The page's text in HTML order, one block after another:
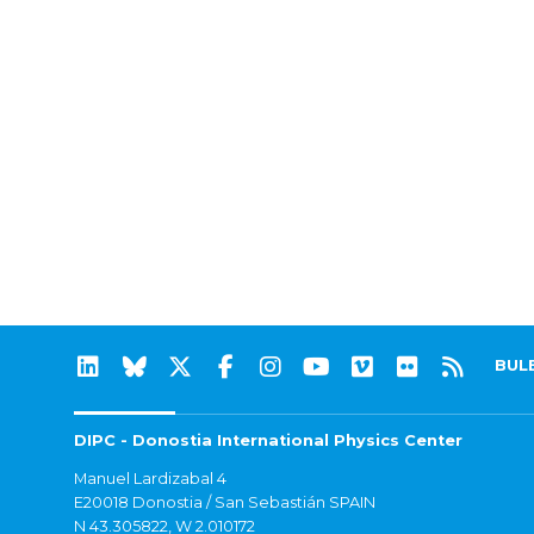
DIPC - Donostia International Physics Center
Manuel Lardizabal 4
E20018 Donostia / San Sebastián SPAIN
N 43.305822, W 2.010172